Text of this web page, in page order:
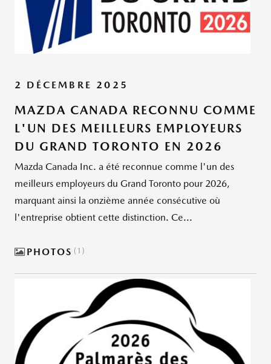
2 DÉCEMBRE 2025
MAZDA CANADA RECONNU COMME
L'UN DES MEILLEURS EMPLOYEURS
DU GRAND TORONTO EN 2026
Mazda Canada Inc. a été reconnue comme l'un des
meilleurs employeurs du Grand Toronto pour 2026,
marquant ainsi la onzième année consécutive où
l'entreprise obtient cette distinction. Ce...
PHOTOS 1